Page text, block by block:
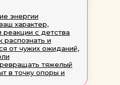
энергии
характер,
с детства
распознать и
от чужих ожиданий,
тяжелый
в точку опоры и